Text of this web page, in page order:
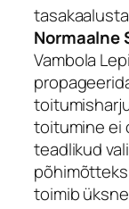
Normaalne
Vambola
toitumine ei
teadlikud
toimib